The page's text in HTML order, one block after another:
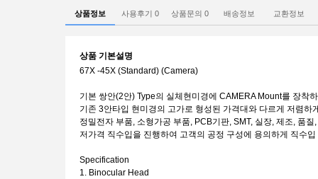
상품정보 사용후기 0 상품문의 0 배송정보 교환정보
상품 기본설명
67X -45X (Standard) (Camera)
기본 쌍안(2안) Type의 실체현미경에 CAMERA Mount를 장착
기존 3안타입 현미경의 고가로 형성된 가격대와 다르게 저렴하
정밀전자 부품, 소형가공 부품, PCB기판, SMT, 실장, 제조, 품
저가격 직수입을 진행하여 고객의 공정 구성에 용의하게 직수
Specification
1. Binocular Head